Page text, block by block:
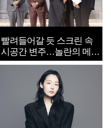
빨려들어갈 듯 스크린 속
시공간 변주…놀란의 메시
지는 ‘전쟁 속죄’